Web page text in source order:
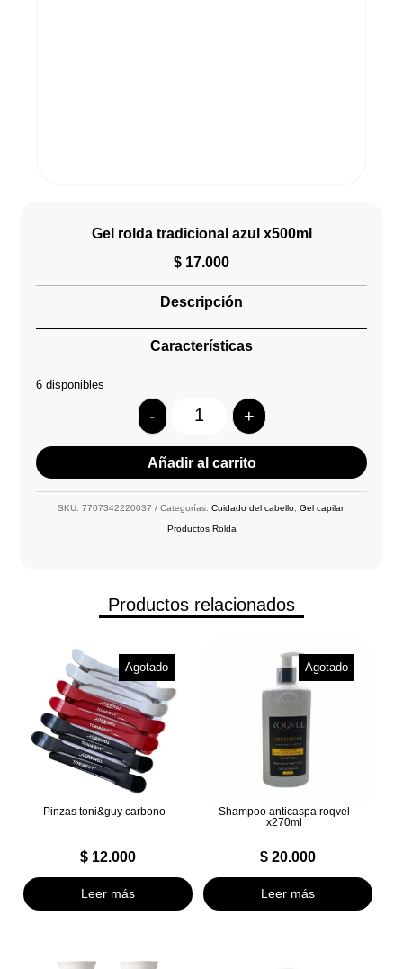
Gel rolda tradicional azul x500ml
$ 17.000
Descripción
Características
6 disponibles
Quantity
- +
Añadir al carrito
SKU: 7707342220037 Categorías: Cuidado del cabello, Gel capilar,
Productos Rolda
Productos relacionados
Agotado
Pinzas toni&guy carbono
$12.000
Leer más
Agotado
Shampoo anticaspa roqvel
x270ml
$20.000
Leer más